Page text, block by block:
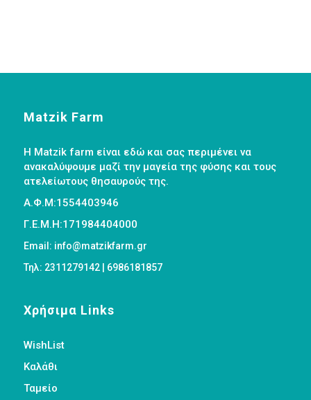
Matzik Farm
Η Matzik farm είναι εδώ και σας περιμένει να
ανακαλύψουμε μαζί την μαγεία της φύσης και τους
ατελείωτους θησαυρούς της.
Α.Φ.Μ:1554403946
Γ.Ε.Μ.Η:171984404000
Email: info@matzikfarm.gr
Τηλ: 2311279142 | 6986181857
Χρήσιμα Links
WishList
Καλάθι
Ταμείο